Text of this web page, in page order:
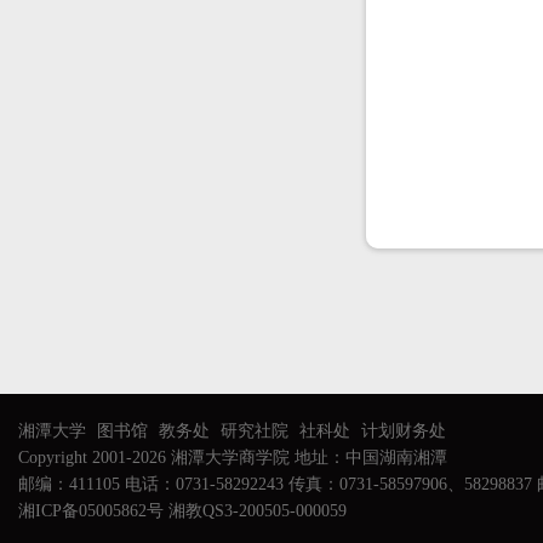
湘潭大学 图书馆 教务处 研究社院 社科处
计划财务处
Copyright 2001-2026 湘潭大学商学院 地址：中国湖南湘潭
邮编：411105 电话：0731-58292243 传真：0731-58597906、58298837
湘ICP备05005862号 湘教QS3-200505-000059